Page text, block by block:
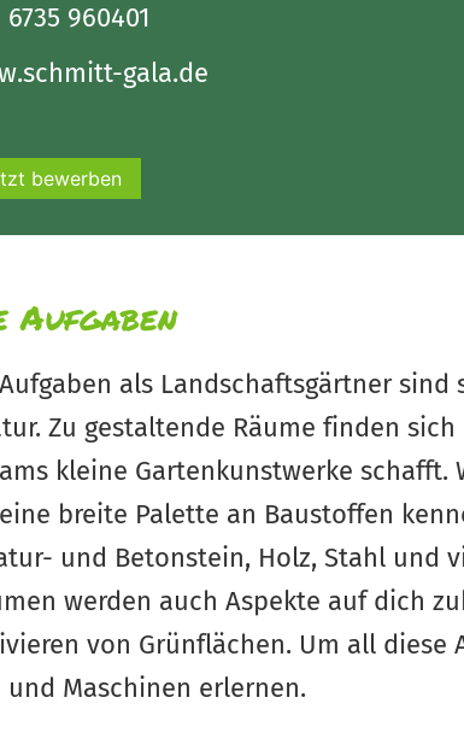
6735 960401
gala.de
bewerben
Aufgaben
als Landschaftsgärtner
Zu gestaltende Räume finden
kleine Gartenkunstwerke
breite Palette an Baustoffen
und Betonstein, Holz, Stahl und
werden auch Aspekte auf dich
von Grünflächen. Um all
und Maschinen erlernen.